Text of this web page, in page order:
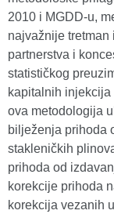
2010 i MGDD-u,
najvažnije
partnerstva i
statističkog
kapitalnih injekcija
ova metodologija
bilježenja prihoda
stakleničkih
prihoda od
korekcije prihoda
korekcija vezanih